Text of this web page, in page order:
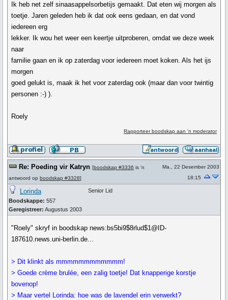
Ik heb net zelf sinaasappelsorbetijs gemaakt. Dat eten wij morgen als
toetje. Jaren geleden heb ik dat ook eens gedaan, en dat vond
iedereen erg
lekker. Ik wou het weer een keertje uitproberen, omdat we deze week
naar
familie gaan en ik op zaterdag voor iedereen moet koken. Als het ijs
morgen
goed gelukt is, maak ik het voor zaterdag ook (maar dan voor twintig
personen :-) ).
Roely
Rapporteer boodskap aan 'n moderator
Re: Poeding vir Katryn [boodskap #3336 is 'n
antwoord op boodskap #3328]
Ma., 22 Desember 2003
18:15
Lorinda
Boodskappe: 557
Geregistreer: Augustus 2003
Senior Lid
"Roely" skryf in boodskap news:bs5bi9$8rlud$1@ID-
187610.news.uni-berlin.de...
> Dit klinkt als mmmmmmmmmmmm!
> Goede crème brulée, een zalig toetje! Dat knapperige korstje
bovenop!
> Maar vertel Lorinda: hoe was de lavendel erin verwerkt?